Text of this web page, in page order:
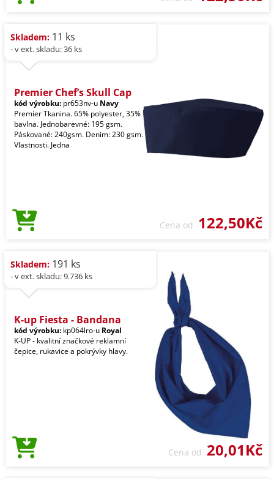
Skladem: 11 ks
- v ext. skladu: 36 ks
Premier Chef’s Skull Cap
kód výrobku: pr653nv-u Navy
Premier Tkanina. 65% polyester, 35%
bavlna. Jednobarevné: 195 gsm.
Páskované: 240gsm. Denim: 230 gsm.
Vlastnosti. Jedna
Cena od 122,50Kč
Skladem: 191 ks
- v ext. skladu: 9.736 ks
K-up Fiesta - Bandana
kód výrobku: kp064lro-u Royal
K-UP - kvalitní značkové reklamní
čepice, rukavice a pokrývky hlavy.
Cena od 20,01Kč